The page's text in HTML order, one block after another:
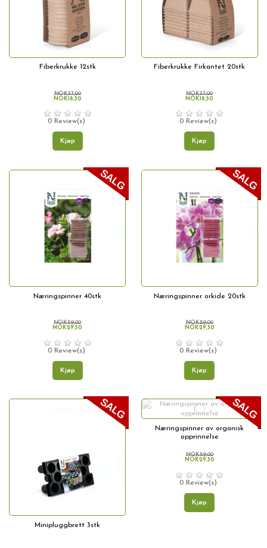
Fiberkrukke 12stk
NOK37,00
NOK18,50
0 Review(s)
Kjøp
Fiberkrukke Firkantet 20stk
NOK37,00
NOK18,50
0 Review(s)
Kjøp
Næringspinner 40stk
NOK59,00
NOK29,50
0 Review(s)
Kjøp
Næringspinner orkide 20stk
NOK59,00
NOK29,50
0 Review(s)
Kjøp
Minipluggbrett 3stk
Næringspinner av organisk
opprinnelse
NOK59,00
NOK29,50
0 Review(s)
Kjøp